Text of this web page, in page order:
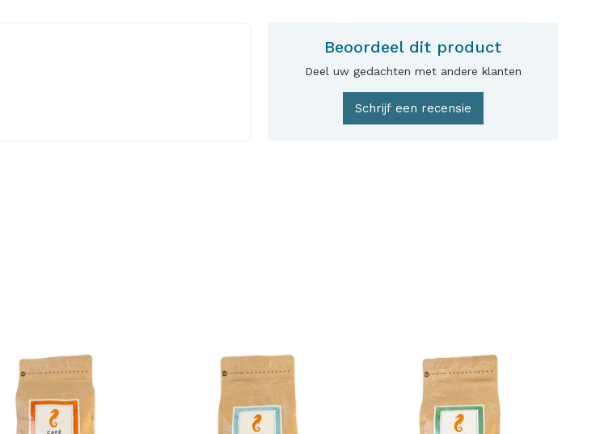
Beoordeel dit product
Deel uw gedachten met andere klanten
Schrijf een recensie